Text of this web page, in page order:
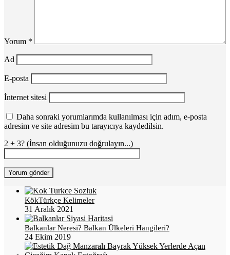
Yorum *
Ad
E-posta
İnternet sitesi
Daha sonraki yorumlarımda kullanılması için adım, e-posta
adresim ve site adresim bu tarayıcıya kaydedilsin.
2 + 3? (İnsan olduğunuzu doğrulayın...)
KökTürkçe Kelimeler
31 Aralık 2021
Balkanlar Neresi? Balkan Ülkeleri Hangileri?
24 Ekim 2019